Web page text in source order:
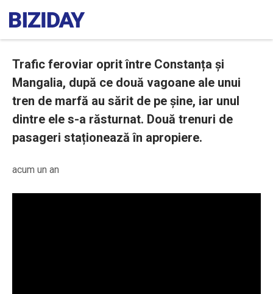
Trafic feroviar oprit între Constanța și
Mangalia, după ce două vagoane ale unui
tren de marfă au sărit de pe șine, iar unul
dintre ele s-a răsturnat. Două trenuri de
pasageri staționează în apropiere.
acum un an